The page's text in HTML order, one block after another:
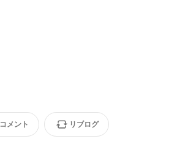
コメント リブログ